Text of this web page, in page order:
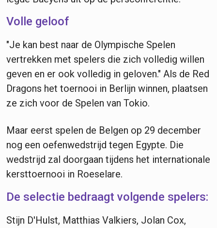
Volle geloof
"Je kan best naar de Olympische Spelen
vertrekken met spelers die zich volledig willen
geven en er ook volledig in geloven." Als de Red
Dragons het toernooi in Berlijn winnen, plaatsen
ze zich voor de Spelen van Tokio.
Maar eerst spelen de Belgen op 29 december
nog een oefenwedstrijd tegen Egypte. Die
wedstrijd zal doorgaan tijdens het internationale
kersttoernooi in Roeselare.
De selectie bedraagt volgende spelers:
Stijn D'Hulst, Matthias Valkiers, Jolan Cox,